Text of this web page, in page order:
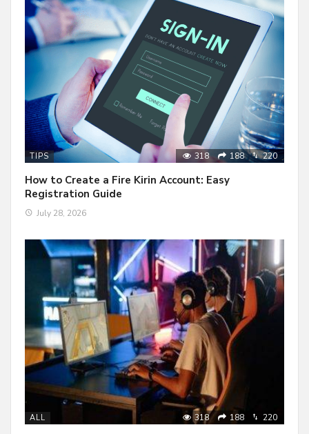
TIPS 318 188 220
How to Create a Fire Kirin Account: Easy
Registration Guide
July 28, 2026
ALL 318 188 220